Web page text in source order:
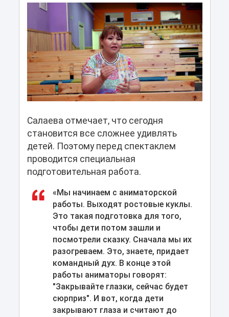
Салаева отмечает, что сегодня
становится все сложнее удивлять
детей. Поэтому перед спектаклем
проводится специальная
подготовительная работа.
«Мы начинаем с аниматорской
работы. Выходят ростовые куклы.
Это такая подготовка для того,
чтобы дети потом зашли и
посмотрели сказку. Сначала мы их
разогреваем. Это, знаете, придает
командный дух. В конце этой
работы аниматоры говорят:
"Закрывайте глазки, сейчас будет
сюрприз". И вот, когда дети
закрывают глаза и считают до